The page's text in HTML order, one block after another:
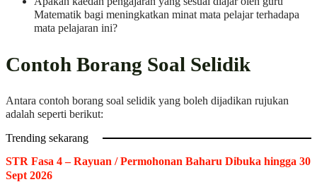
Matematik bagi meningkatkan minat mata pelajar terhadapa
mata pelajaran ini?
Contoh Borang Soal Selidik
Antara contoh borang soal selidik yang boleh dijadikan rujukan
adalah seperti berikut:
Trending sekarang
STR Fasa 4 – Rayuan / Permohonan Baharu Dibuka hingga 30
Sept 2026